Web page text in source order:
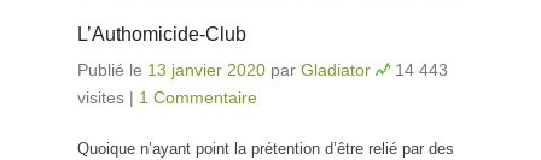
L’Authomicide-Club
Publié le 13 janvier 2020 par Gladiator
14 443
visites | 1 Commentaire
Quoique n’ayant point la prétention d’être relié par des